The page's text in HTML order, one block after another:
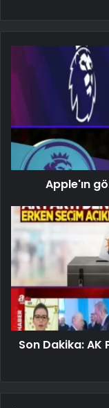
Apple'ın
Son Dakika: